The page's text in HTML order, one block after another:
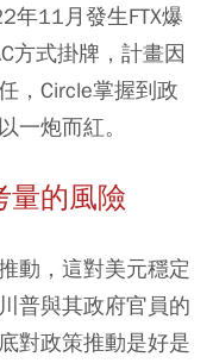
年11月發生FTX爆
方式掛牌，計畫因
，Circle掌握到政
一炮而紅。
的風險
動，這對美元穩定
普與其政府官員的
對政策推動是好是